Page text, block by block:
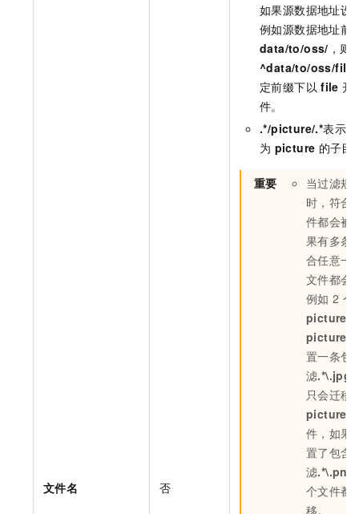
文件名 否
如果源数据地址设
例如源数据地址前
data/to/oss/ ，则
^data/to/oss/
定前缀下以 file 开
件。
.*/picture/.*表示
为 picture 的子目
重要
当过滤规
时，符合
件都会被
果有多条
合任意一
文件都会
例如 2 个
置一条包
滤.*\.jpg$
只会迁移
件，如果
置了包含
滤
个文件都
移。